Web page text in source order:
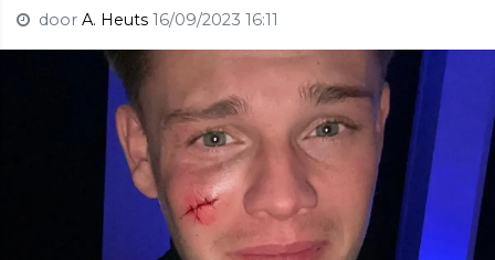
door A. Heuts 16/09/2023 16:11